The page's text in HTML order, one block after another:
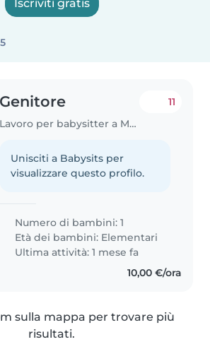
Iscriviti gratis
Genitore
Lavoro per babysitter a Magenta
11
Unisciti a Babysits per
visualizzare questo profilo.
Numero di bambini: 1
Età dei bambini: Elementari
Ultima attività: 1 mese fa
10,00 €/ora
sulla mappa per trovare più
risultati.